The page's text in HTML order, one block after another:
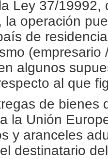
Ley 37/
la operación
de
algunos
al que
de bienes
la Unión
y aranceles
destinatario